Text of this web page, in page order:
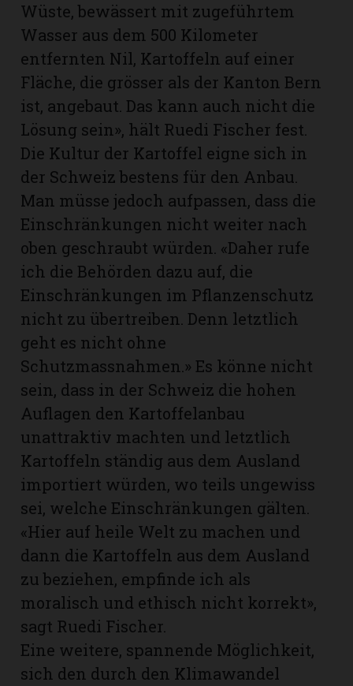
Wüste, bewässert mit zugeführtem
Wasser aus dem 500 Kilometer
entfernten Nil, Kartoffeln auf einer
Fläche, die grösser als der Kanton Bern
ist, angebaut. Das kann auch nicht die
Lösung sein», hält Ruedi Fischer fest.
Die Kultur der Kartoffel eigne sich in
der Schweiz bestens für den Anbau.
Man müsse jedoch aufpassen, dass die
Einschränkungen nicht weiter nach
oben geschraubt würden. «Daher rufe
ich die Behörden dazu auf, die
Einschränkungen im Pflanzenschutz
nicht zu übertreiben. Denn letztlich
geht es nicht ohne
Schutzmassnahmen.» Es könne nicht
sein, dass in der Schweiz die hohen
Auflagen den Kartoffelanbau
unattraktiv machten und letztlich
Kartoffeln ständig aus dem Ausland
importiert würden, wo teils ungewiss
sei, welche Einschränkungen gälten.
«Hier auf heile Welt zu machen und
dann die Kartoffeln aus dem Ausland
zu beziehen, empfinde ich als
moralisch und ethisch nicht korrekt»,
sagt Ruedi Fischer.
Eine weitere, spannende Möglichkeit,
sich den durch den Klimawandel